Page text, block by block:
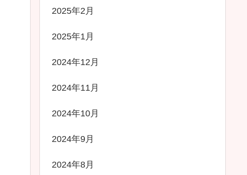
2025年2月
2025年1月
2024年12月
2024年11月
2024年10月
2024年9月
2024年8月